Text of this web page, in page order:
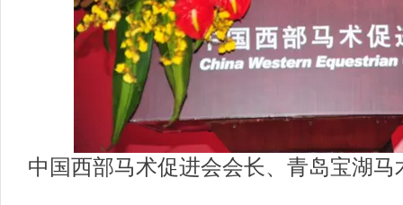
中国西部马术促进会会长、青岛宝湖